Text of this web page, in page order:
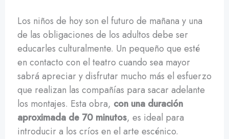
Los niños de hoy son el futuro de mañana y una
de las obligaciones de los adultos debe ser
educarles culturalmente. Un pequeño que esté
en contacto con el teatro cuando sea mayor
sabrá apreciar y disfrutar mucho más el esfuerzo
que realizan las compañías para sacar adelante
los montajes. Esta obra, con una duración
aproximada de 70 minutos, es ideal para
introducir a los críos en el arte escénico.